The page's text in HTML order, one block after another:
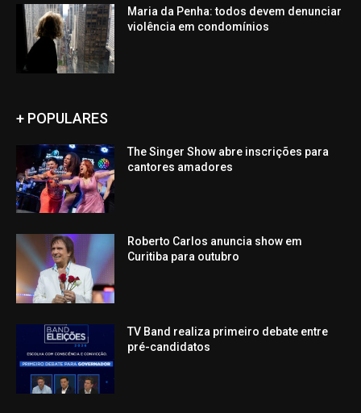
Maria da Penha: todos devem denunciar
violência em condomínios
+ POPULARES
The Singer Show abre inscrições para
cantores amadores
Roberto Carlos anuncia show em
Curitiba para outubro
TV Band realiza primeiro debate entre
pré-candidatos